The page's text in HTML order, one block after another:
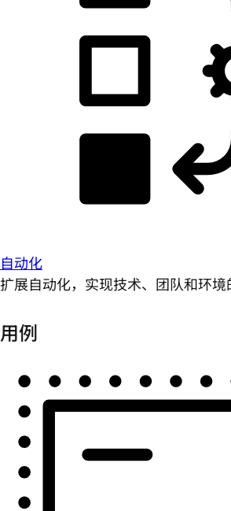
自动化
扩展自动化，实现技术、团队和环境
用例